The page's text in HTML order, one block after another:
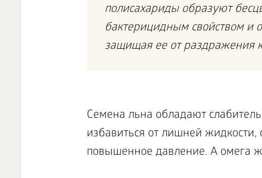
полисахариды образуют
бактерицидным свойством и
защищая ее от раздражения
Семена льна обладают
избавиться от лишней жидкости,
повышенное давление. А омега